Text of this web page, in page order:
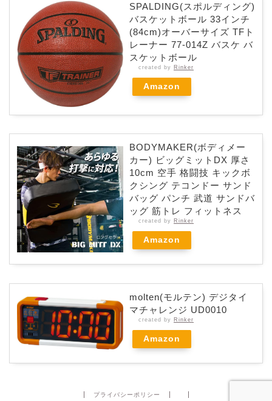
SPALDING(スポルディング)
バスケットボール 33インチ
(84cm)オーバーサイズ TFト
レーナー 77-014Z バスケ バ
スケットボール
created by Rinker
Amazon
BODYMAKER(ボディメー
カー) ビッグミットDX 厚さ
10cm 空手 格闘技 キックボ
クシング テコンドー サンド
バッグ パンチ 武道 サンドバ
ッグ 筋トレ フィットネス
created by Rinker
Amazon
molten(モルテン) デジタイ
マチャレンジ UD0010
created by Rinker
Amazon
プライバシーポリシー